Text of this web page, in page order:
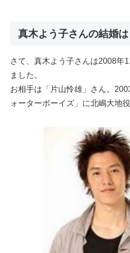
真木よう子さんの結婚は
さて、真木よう子さんは2008年
ました。
お相手は「片山怜雄」さん。
ォーターボーイズ」に北嶋大地役